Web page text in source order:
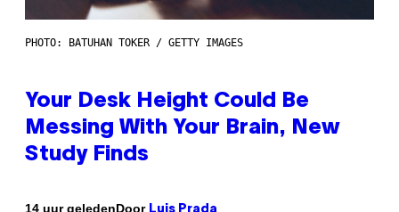
PHOTO: BATUHAN TOKER / GETTY IMAGES
Your Desk Height Could Be
Messing With Your Brain, New
Study Finds
14 uur geledenDoor